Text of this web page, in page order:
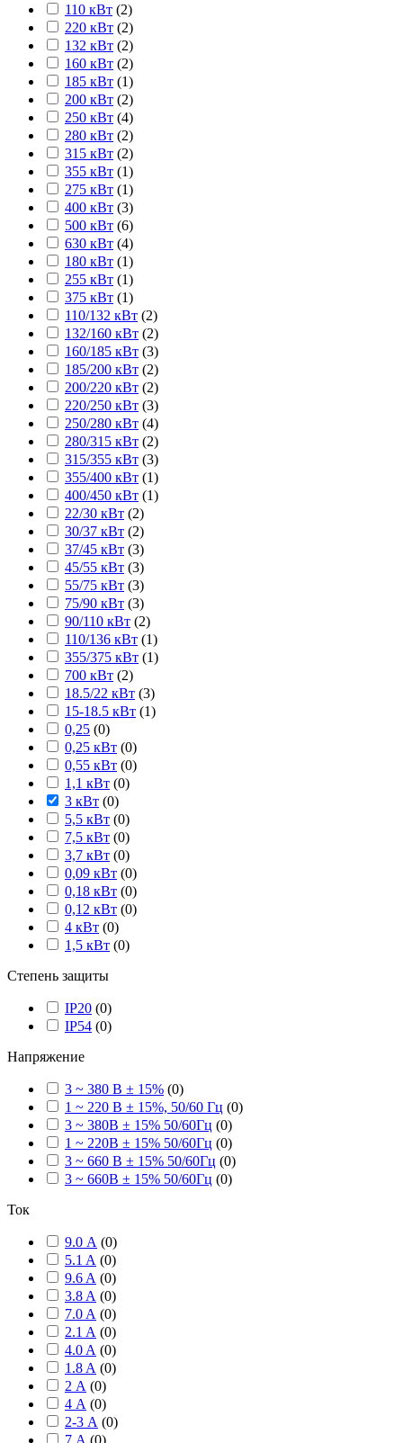
110 кВт (2)
220 кВт (2)
132 кВт (2)
160 кВт (2)
185 кВт (1)
200 кВт (2)
250 кВт (4)
280 кВт (2)
315 кВт (2)
355 кВт (1)
275 кВт (1)
400 кВт (3)
500 кВт (6)
630 кВт (4)
180 кВт (1)
255 кВт (1)
375 кВт (1)
110/132 кВт (2)
132/160 кВт (2)
160/185 кВт (3)
185/200 кВт (2)
200/220 кВт (2)
220/250 кВт (3)
250/280 кВт (4)
280/315 кВт (2)
315/355 кВт (3)
355/400 кВт (1)
400/450 кВт (1)
22/30 кВт (2)
30/37 кВт (2)
37/45 кВт (3)
45/55 кВт (3)
55/75 кВт (3)
75/90 кВт (3)
90/110 кВт (2)
110/136 кВт (1)
355/375 кВт (1)
700 кВт (2)
18.5/22 кВт (3)
15-18.5 кВт (1)
0,25 (0)
0,25 кВт (0)
0,55 кВт (0)
1,1 кВт (0)
3 кВт (0)
5,5 кВт (0)
7,5 кВт (0)
3,7 кВт (0)
0,09 кВт (0)
0,18 кВт (0)
0,12 кВт (0)
4 кВт (0)
1,5 кВт (0)
Степень защиты
IP20 (0)
IP54 (0)
Напряжение
3 ~ 380 В ± 15% (0)
1 ~ 220 В ± 15%, 50/60 Гц (0)
3 ~ 380В ± 15% 50/60Гц (0)
1 ~ 220В ± 15% 50/60Гц (0)
3 ~ 660 В ± 15% 50/60Гц (0)
3 ~ 660В ± 15% 50/60Гц (0)
Ток
9.0 А (0)
5.1 A (0)
9.6 A (0)
3.8 A (0)
7.0 A (0)
2.1 A (0)
4.0 A (0)
1.8 A (0)
2 А (0)
4 А (0)
2-3 А (0)
7 А (0)